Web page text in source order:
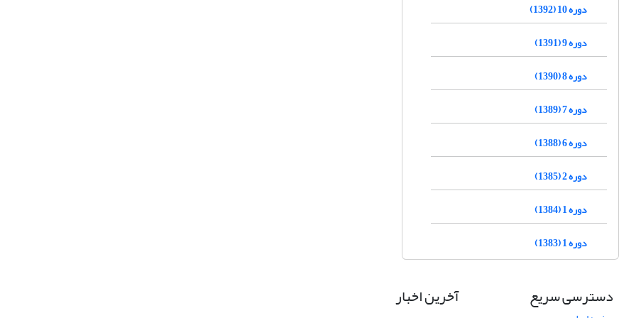
دوره 10 (1392)
دوره 9 (1391)
دوره 8 (1390)
دوره 7 (1389)
دوره 6 (1388)
دوره 2 (1385)
دوره 1 (1384)
دوره 1 (1383)
دسترسی سریع آخرین اخبار